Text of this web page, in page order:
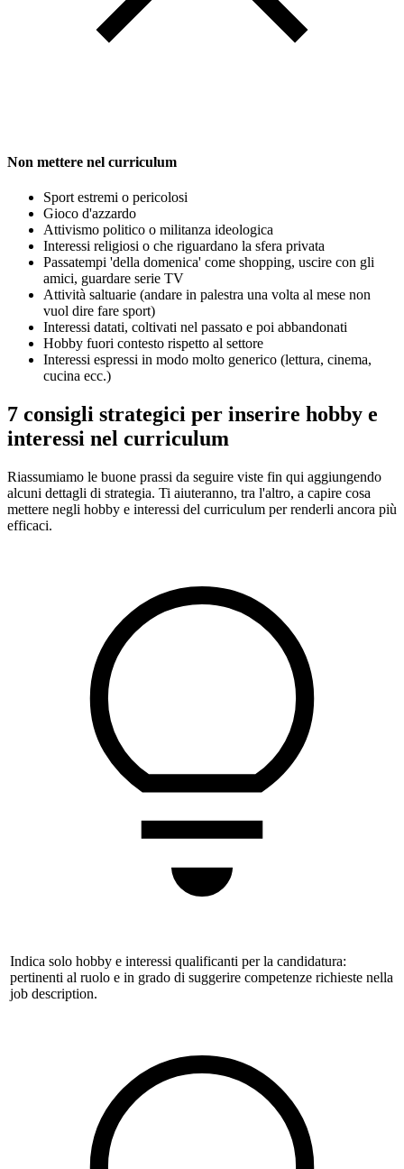
Non mettere nel curriculum
Sport estremi o pericolosi
Gioco d'azzardo
Attivismo politico o militanza ideologica
Interessi religiosi o che riguardano la sfera privata
Passatempi 'della domenica' come shopping, uscire con gli
amici, guardare serie TV
Attività saltuarie (andare in palestra una volta al mese non
vuol dire fare sport)
Interessi datati, coltivati nel passato e poi abbandonati
Hobby fuori contesto rispetto al settore
Interessi espressi in modo molto generico (lettura, cinema,
cucina ecc.)
7 consigli strategici per inserire hobby e
interessi nel curriculum
Riassumiamo le buone prassi da seguire viste fin qui aggiungendo
alcuni dettagli di strategia. Ti aiuteranno, tra l'altro, a capire cosa
mettere negli hobby e interessi del curriculum per renderli ancora più
efficaci.
Indica solo hobby e interessi qualificanti per la candidatura:
pertinenti al ruolo e in grado di suggerire competenze richieste nella
job description.